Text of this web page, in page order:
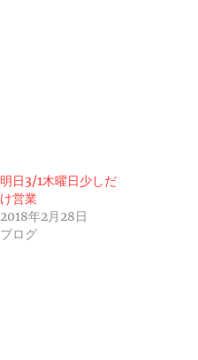
明日3/1木曜日少しだ
け営業
2018年2月28日
ブログ